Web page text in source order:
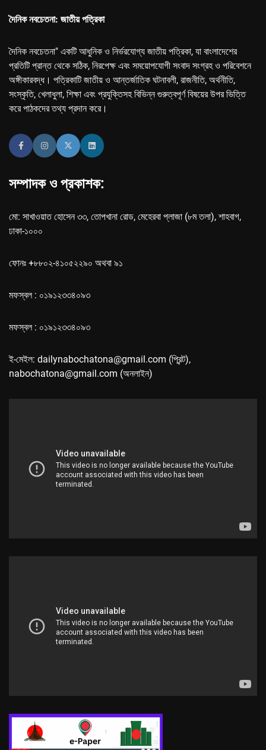
দৈনিক নবচেতনা: জাতীয় পত্রিকা
দৈনিক নবচেতনা" একটি আধুনিক ও নির্ভরযোগ্য জাতীয় পত্রিকা, যা বাংলাদেশের
প্রতিটি প্রান্ত থেকে সঠিক, নিরপেক্ষ এবং সময়োপযোগী সংবাদ সংগ্রহ ও পরিবেশনে
অঙ্গীকারবদ্ধ। পত্রিকাটি জাতীয় ও আন্তর্জাতিক ঘটনাবলী, রাজনীতি, অর্থনীতি,
সংস্কৃতি, খেলাধুলা, শিক্ষা এবং প্রযুক্তিসহ বিভিন্ন গুরুত্বপূর্ণ বিষয়ের উপর ভিত্তি
করে পাঠকদের তথ্য প্রদান করে।
সম্পাদক ও প্রকাশক:
মো: সাখাওয়াত হোসেন ৩৩, তোপখানা রোড, মেহেরবা প্লাজা (৮ম তলা), শাহবাগ,
ঢাকা-১০০০
ফোনঃ +৮৮০২-৪১০৫২২৯০ অথবা ৯১
মফস্বল : ০১৯১২৩৩৪০৯৩
মফস্বল : ০১৯১২৩৩৪০৯৩
ই-মেইল: dailynabochatona@gmail.com (প্রিন্ট),
nabochatona@gmail.com (অনলাইন)